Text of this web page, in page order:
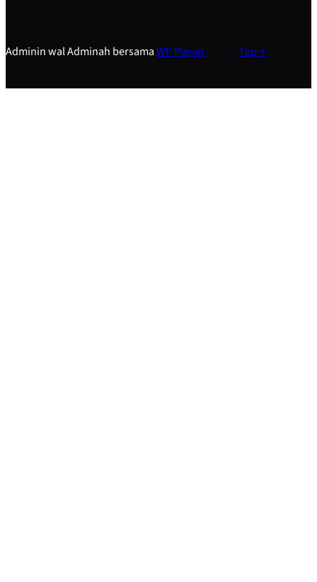
Adminin wal Adminah bersamaWP Plover Top ↑